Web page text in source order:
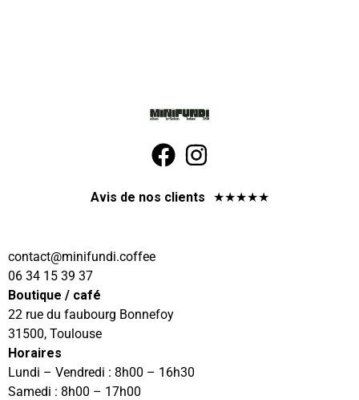
Avis de nos clients ★★★★★
eeffoc.idnufinim
@tcatnoc
06 34 15 39 37
Boutique / café
22 rue du faubourg Bonnefoy
31500, Toulouse
Horaires
Lundi – Vendredi : 8h00 – 16h30
Samedi : 8h00 – 17h00